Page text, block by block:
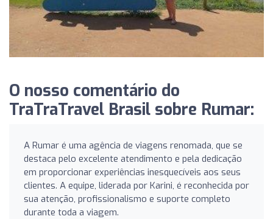
O nosso comentário do
TraTraTravel Brasil sobre Rumar:
A Rumar é uma agência de viagens renomada, que se
destaca pelo excelente atendimento e pela dedicação
em proporcionar experiências inesquecíveis aos seus
clientes. A equipe, liderada por Karini, é reconhecida por
sua atenção, profissionalismo e suporte completo
durante toda a viagem.